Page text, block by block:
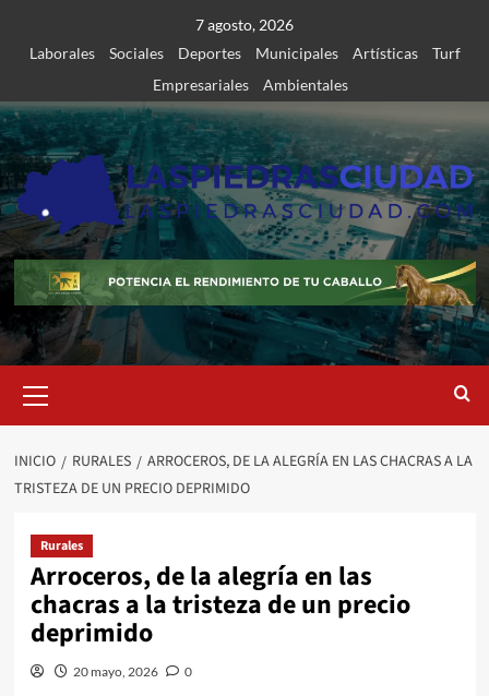
7 agosto, 2026
Laborales
Sociales Deportes Municipales Artísticas
Turf
Empresariales
Ambientales
primario
INICIO RURALES
ARROCEROS, DE LA ALEGRÍA EN LAS CHACRAS A LA
TRISTEZA DE UN PRECIO DEPRIMIDO
Rurales
Arroceros, de la alegría en las
chacras a la tristeza de un precio
deprimido
20 mayo, 2026 0